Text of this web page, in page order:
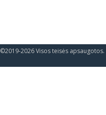
©2019-2026 Visos teisės apsaugotos.